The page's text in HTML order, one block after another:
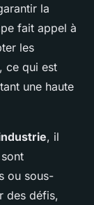
la
fait appel à
les
ce qui est
une haute
, il
ou sous-
des défis,